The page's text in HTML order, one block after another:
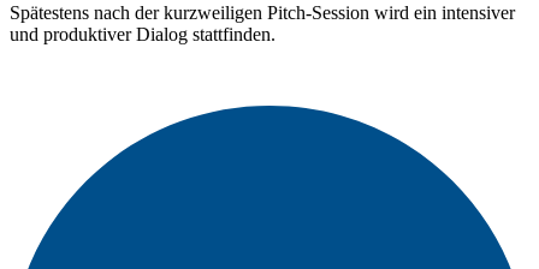
Spätestens nach der kurzweiligen Pitch-Session wird ein intensiver
und produktiver Dialog stattfinden.